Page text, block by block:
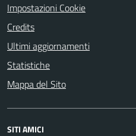
Impostazioni Cookie
Credits
Ultimi aggiornamenti
Statistiche
Mappa del Sito
SITI AMICI